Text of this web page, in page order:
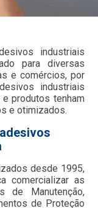
industriais
para diversas
e comércios, por
industriais
produtos tenham
e otimizados.
desde 1995,
comercializar as
de Manutenção,
de Proteção